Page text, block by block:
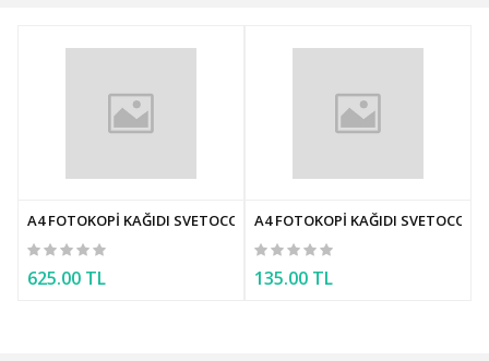
A4 FOTOKOPİ KAĞIDI SVETOCOPY CLASSIC 5 PAKET 2500 ADET
625.00 TL
A4 FOTOKOPİ KAĞIDI SVETOCOPY
135.00 TL